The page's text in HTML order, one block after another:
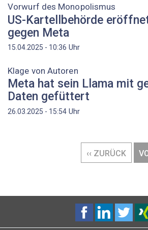
Vorwurf des Monopolismus
US-Kartellbehörde
gegen Meta
15.04.2025 - 10:36 Uhr
Klage von Autoren
Meta hat sein Llama mit
Daten gefüttert
26.03.2025 - 15:54 Uhr
VORHERIGE
SEITE
‹‹ ZURÜCK